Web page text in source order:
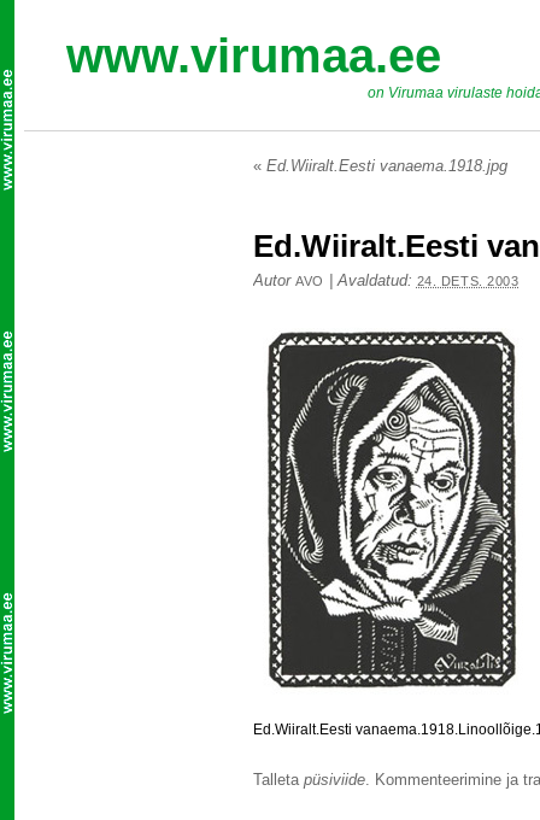
www.virumaa.ee
on Virumaa virulaste
« Ed.Wiiralt.Eesti vanaema.1918.jpg
Ed.Wiiralt.Eesti
Autor AVO |Avaldatud: 24. DETS. 2003
Ed.Wiiralt.Eesti
Talleta püsiviide. Kommenteerimine ja